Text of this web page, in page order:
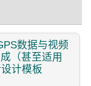
数据与视频
（甚至适用
计模板